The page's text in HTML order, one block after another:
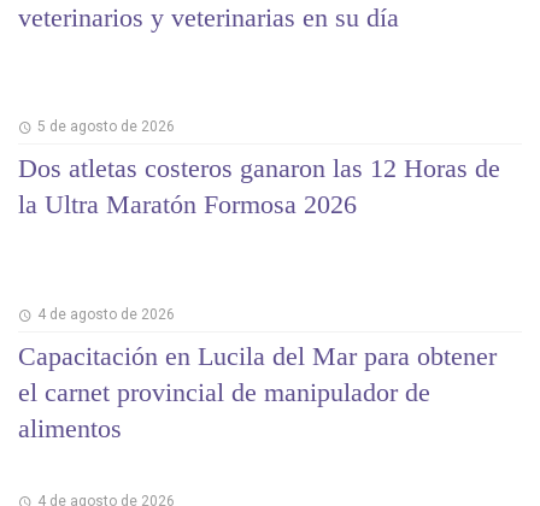
veterinarios y veterinarias en su día
5 de agosto de 2026
Dos atletas costeros ganaron las 12 Horas de
la Ultra Maratón Formosa 2026
4 de agosto de 2026
Capacitación en Lucila del Mar para obtener
el carnet provincial de manipulador de
alimentos
4 de agosto de 2026